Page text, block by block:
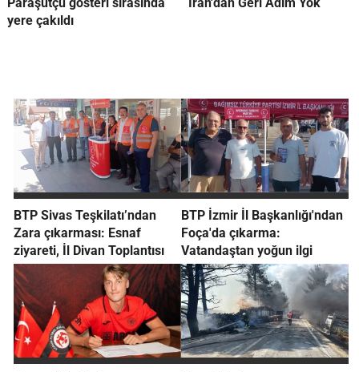
yere çakıldı
BTP Sivas Teşkilatı’ndan
Zara çıkarması: Esnaf
ziyareti, İl Divan Toplantısı
BTP İzmir İl Başkanlığı'ndan
Foça'da çıkarma:
Vatandaştan yoğun ilgi